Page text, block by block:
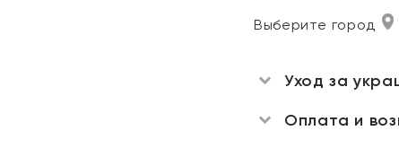
Выберите город
Уход за
Оплата и